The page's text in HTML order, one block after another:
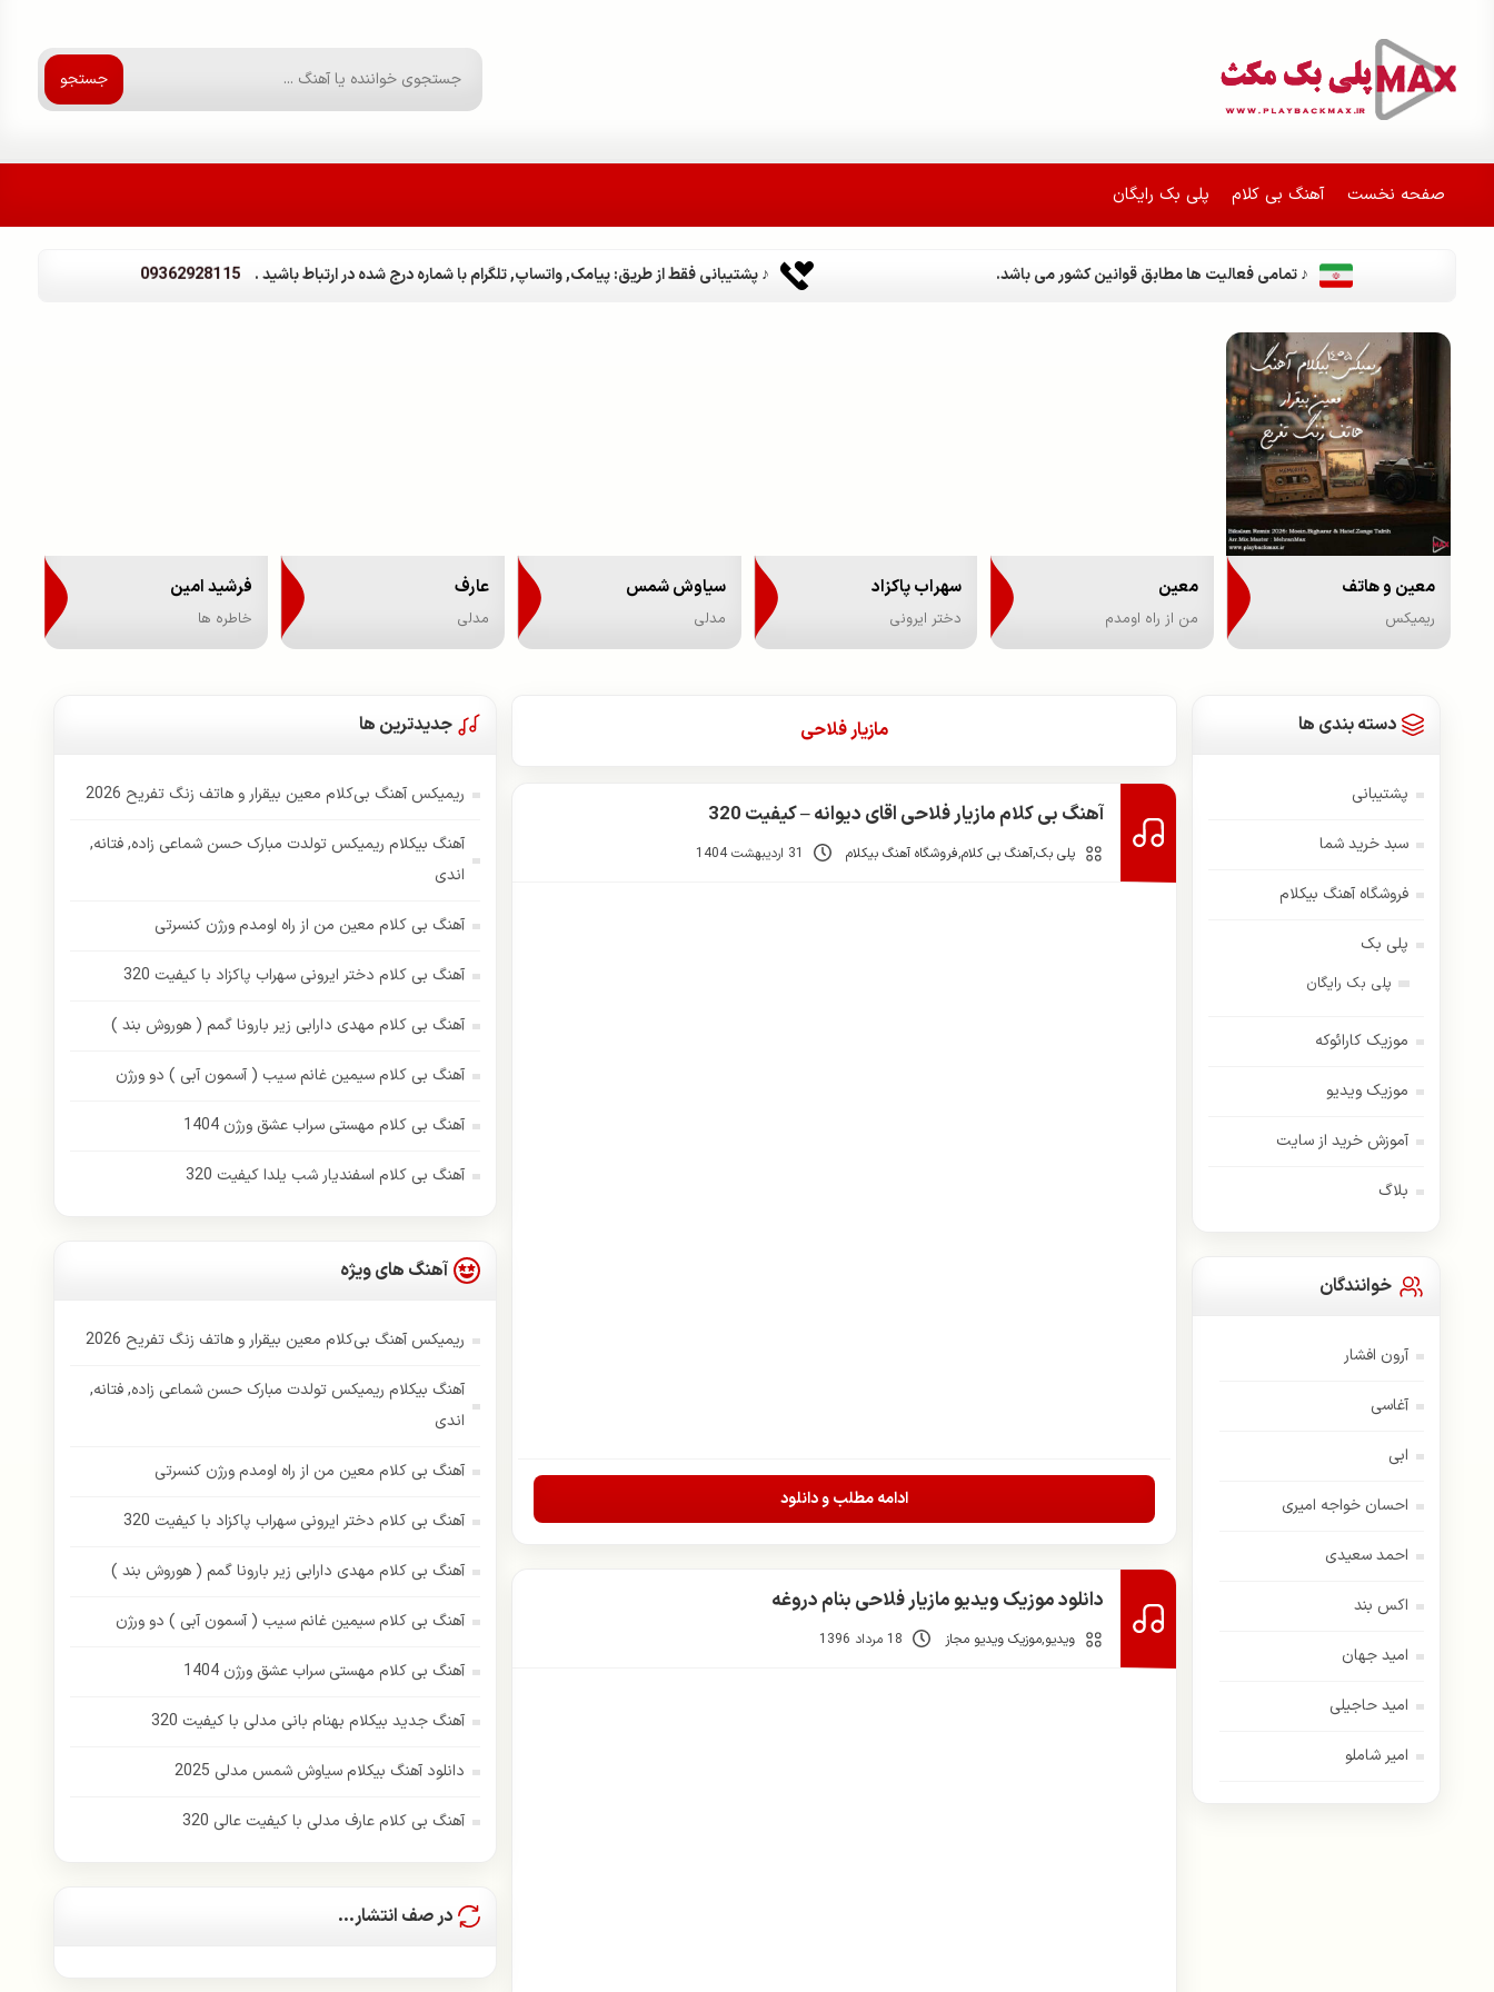
جستجو
صفحه نخست آهنگ بی کلام پلی بک رایگان
♪ تمامی فعالیت ها مطابق قوانین کشور می باشد. ♪ پشتیبانی فقط از طریق: پیامک, واتساپ, تلگرام با شماره درج شده در ارتباط باشید . 09362928115
معین و هاتف
ریمیکس
معین
من از راه اومدم
سهراب پاکزاد
دختر ایرونی
سیاوش شمس
مدلی
عارف
مدلی
فرشید امین
خاطره ها
مازیار فلاحی
آهنگ بی کلام مازیار فلاحی اقای دیوانه – کیفیت 320
پلی بک,آهنگ بی کلام,فروشگاه آهنگ بیکلام 31 اردیبهشت 1404
ادامه مطلب و دانلود
دانلود موزیک ویدیو مازیار فلاحی بنام دروغه
ویدیو,موزیک ویدیو مجاز 18 مرداد 1396
دسته بندی ها
پشتیبانی
سبد خرید شما
فروشگاه آهنگ بیکلام
پلی بک
پلی بک رایگان
موزیک کارائوکه
موزیک ویدیو
آموزش خرید از سایت
بلاگ
خوانندگان
آرون افشار
آغاسی
ابی
احسان خواجه امیری
احمد سعیدی
اکس بند
امید جهان
امید حاجیلی
امیر شاملو
جدیدترین ها
ریمیکس آهنگ بی‌کلام معین بیقرار و هاتف زنگ تفریح 2026
آهنگ بیکلام ریمیکس تولدت مبارک حسن شماعی زاده, فتانه,
اندی
آهنگ بی کلام معین من از راه اومدم ورژن کنسرتی
آهنگ بی کلام دختر ایرونی سهراب پاکزاد با کیفیت 320
آهنگ بی کلام مهدی دارابی زیر بارونا گمم ( هوروش بند )
آهنگ بی کلام سیمین غانم سیب ( آسمون آبی ) دو ورژن
آهنگ بی کلام مهستی سراب عشق ورژن 1404
آهنگ بی کلام اسفندیار شب یلدا کیفیت 320
آهنگ های ویژه
ریمیکس آهنگ بی‌کلام معین بیقرار و هاتف زنگ تفریح 2026
آهنگ بیکلام ریمیکس تولدت مبارک حسن شماعی زاده, فتانه,
اندی
آهنگ بی کلام معین من از راه اومدم ورژن کنسرتی
آهنگ بی کلام دختر ایرونی سهراب پاکزاد با کیفیت 320
آهنگ بی کلام مهدی دارابی زیر بارونا گمم ( هوروش بند )
آهنگ بی کلام سیمین غانم سیب ( آسمون آبی ) دو ورژن
آهنگ بی کلام مهستی سراب عشق ورژن 1404
آهنگ جدید بیکلام بهنام بانی مدلی با کیفیت 320
دانلود آهنگ بیکلام سیاوش شمس مدلی 2025
آهنگ بی کلام عارف مدلی با کیفیت عالی 320
در صف انتشار...